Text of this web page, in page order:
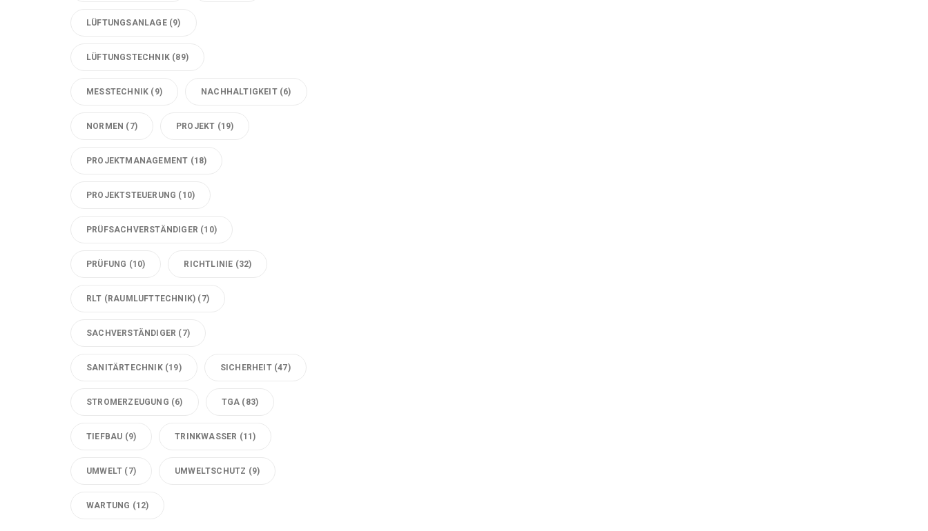
LÜFTUNGSANLAGE(9)
LÜFTUNGSTECHNIK (89)
MESSTECHNIK (9) NACHHALTIGKEIT(6)
NORMEN (7) PROJEKT (19)
PROJEKTMANAGEMENT (18)
PROJEKTSTEUERUNG (10)
PRÜFSACHVERSTÄNDIGER (10)
PRÜFUNG (10) RICHTLINIE (32)
RLT (RAUMLUFTTECHNIK) (7)
SACHVERSTÄNDIGER (7)
SANITÄRTECHNIK(19) SICHERHEIT(47)
STROMERZEUGUNG (6) TGA (83)
TIEFBAU (9) TRINKWASSER (11)
UMWELT (7) UMWELTSCHUTZ (9)
WARTUNG (12)